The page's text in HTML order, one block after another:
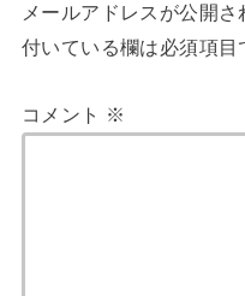
メールアドレスが公開さ
付いている欄は必須項目
コメント ※